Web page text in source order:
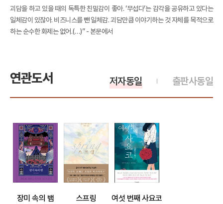
괴담을 하고 있을 때의 독특한 친밀감이 좋아. ‘무섭다’는 감각을 공유하고 있다는
일체감이 있잖아. 비즈니스를 뺀 일체감. 괴담만큼 이야기하는 것 자체를 목적으로
하는 순수한 화제는 없어.(…)” - 본문에서
연관도서 출판사동일
저자동일
장미 속의 뱀 스프링 여섯 번째 사요코